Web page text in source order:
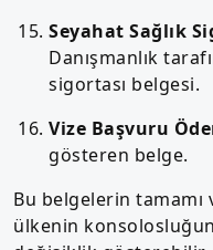
Seyahat Sağlık
Danışmanlık
sigortası belgesi.
Vize Başvuru
gösteren belge.
Bu belgelerin tamamı
ülkenin